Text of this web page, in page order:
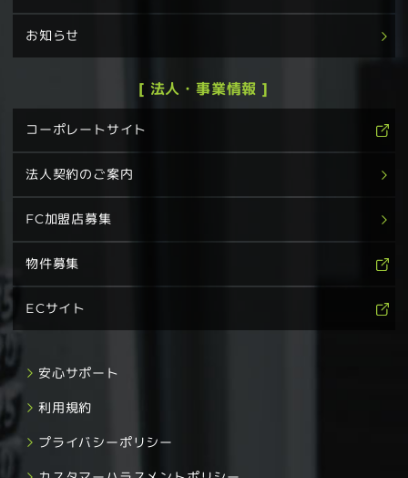
お知らせ
[ 法人・事業情報 ]
コーポレートサイト
法人契約のご案内
FC加盟店募集
物件募集
ECサイト
安心サポート
利用規約
プライバシーポリシー